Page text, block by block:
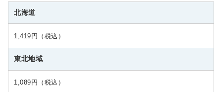
北海道
1,419円（税込）
東北地域
1,089円（税込）